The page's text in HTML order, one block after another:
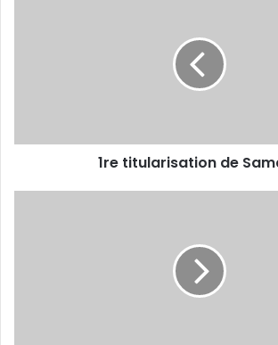
1re titularisation de